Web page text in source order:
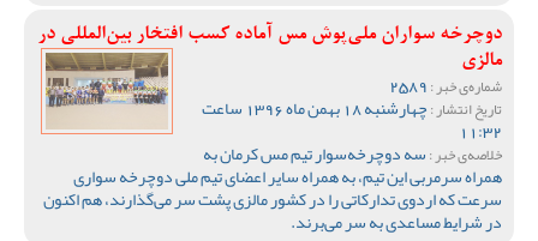
دوچرخه سواران ملی‌پوش مس آماده کسب افتخار بین‌‌المللی در
مالزی
شماره‌ی خبر :
تاریخ انتشار : چهارشنبه 18 بهمن ماه 1396 ساعت
11:32
خلاصه‌ی خبر :سه دوچرخه‌سوار تیم مس کرمان به
همراه سرمربی این تیم، به همراه سایر اعضای تیم ملی دوچرخه سواری
سرعت که اردوی تدارکاتی را در کشور مالزی پشت سر می‌گذارند، هم اکنون
در شرایط مساعدی به سر می‌برند.